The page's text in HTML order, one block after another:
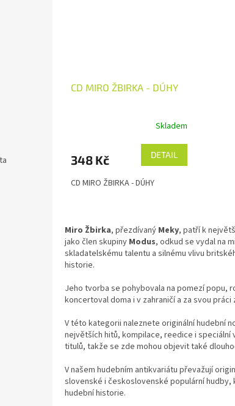
CD MIRO ŽBIRKA - DÚHY
Skladem
348 Kč DETAIL
CD MIRO ŽBIRKA - DÚHY
Miro Žbirka, přezdívaný Meky, patří k
jako člen skupiny Modus, odkud se vydal na
skladatelskému talentu a silnému vlivu
historie.
Jeho tvorba se pohybovala na pomezí popu,
koncertoval doma i v zahraničí a za svou
V této kategorii naleznete originální hudební
největších hitů, kompilace, reedice i speciální
titulů, takže se zde mohou objevit také
V našem hudebním antikvariátu převažují
slovenské i československé populární
hudební historie.